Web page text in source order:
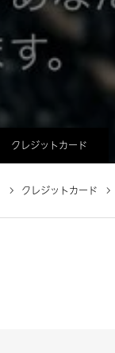
クレジットカード
クレジットカード